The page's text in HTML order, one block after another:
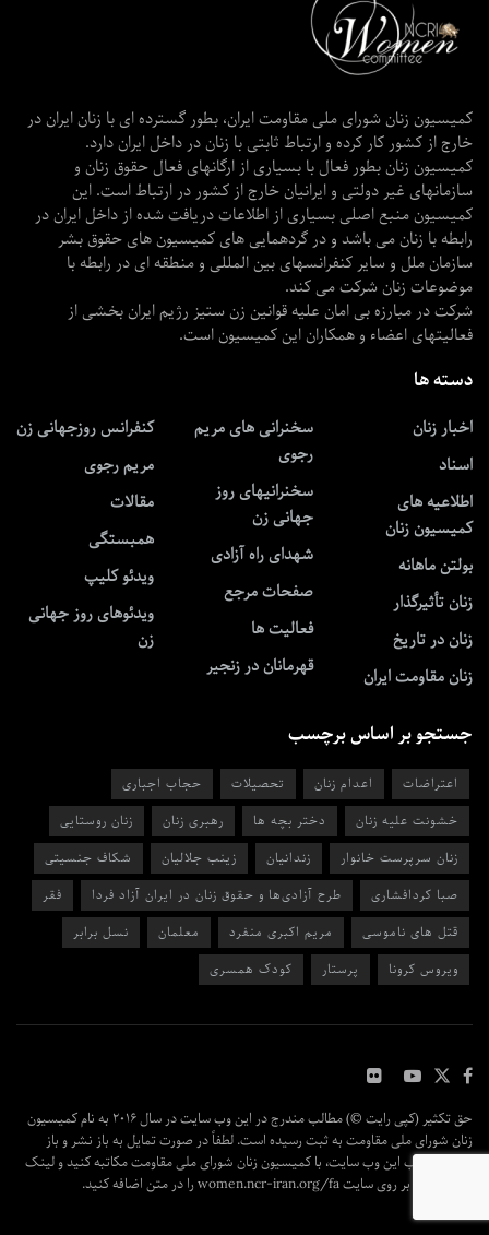
کمیسیون زنان شورای ملی مقاومت ایران، بطور گسترده ای با زنان ایران در
خارج از کشور کار کرده و ارتباط ثابتی با زنان در داخل ایران دارد.
کمیسیون زنان بطور فعال با بسیاری از ارگانهای فعال حقوق زنان و
سازمانهای غیر دولتی و ایرانیان خارج از کشور در ارتباط است. این
کمیسیون منبع اصلی بسیاری از اطلاعات دریافت شده از داخل ایران در
رابطه با زنان می باشد و در گردهمایی های کمیسیون های حقوق بشر
سازمان ملل و سایر کنفرانسهای بین المللی و منطقه ای در رابطه با
موضوعات زنان شرکت می کند.
شرکت در مبارزه بی امان علیه قوانین زن ستیز رژیم ایران بخشی از
فعالیتهای اعضاء و همکاران این کمیسیون است.
دسته ها
اخبار زنان
اسناد
اطلاعیه های
کمیسیون زنان
بولتن ماهانه
زنان تأثیرگذار
زنان در تاریخ
زنان مقاومت ایران
سخنرانی های مریم
رجوی
سخنرانیهای روز
جهانی زن
شهدای راه آزادی
صفحات مرجع
فعالیت ها
قهرمانان در زنجیر
کنفرانس روزجهانی زن
مریم رجوی
مقالات
همبستگی
ویدئو کلیپ
ویدئوهای روز جهانی
زن
جستجو بر اساس برچسب
اعتراضات اعدام زنان تحصیلات
حجاب اجباری
خشونت علیه زنان
دختر بچه ها رهبری زنان
زنان روستایی
زنان سرپرست خانوار
زندانیان زینب جلالیان
شکاف جنسیتی
صبا کردافشاری
طرح آزادی‌ها و حقوق زنان در ایران آزاد فردا
فقر
قتل های ناموسی
مریم اکبری منفرد معلمان
نسل برابر
ویروس کرونا
پرستار کودک همسری
حق تکثیر (کپی رایت ©) مطالب مندرج در این وب سایت در سال ۲۰۱۶ به نام کمیسیون
زنان شورای ملی مقاومت به ثبت رسیده است. لطفاً در صورت تمایل به باز نشر و باز
پخش مطالب این وب سایت، با کمیسیون زنان شورای ملی مقاومت مکاتبه کنید و لینک
مقاله اصلی بر روی سایت women.ncr-iran.org/fa را در متن اضافه کنید.